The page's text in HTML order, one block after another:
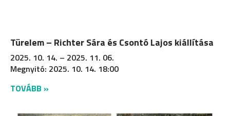
Türelem – Richter Sára és Csontó Lajos kiállítása
2025. 10. 14. – 2025. 11. 06.
Megnyitó: 2025. 10. 14. 18:00
TOVÁBB »